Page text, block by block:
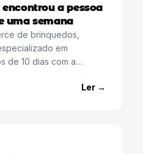
encontrou a pessoa
uma semana
de brinquedos,
em
de 10 dias com a
Ler →